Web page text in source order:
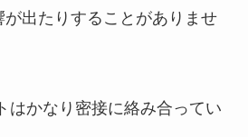
が出たりすることがありませ
はかなり密接に絡み合ってい